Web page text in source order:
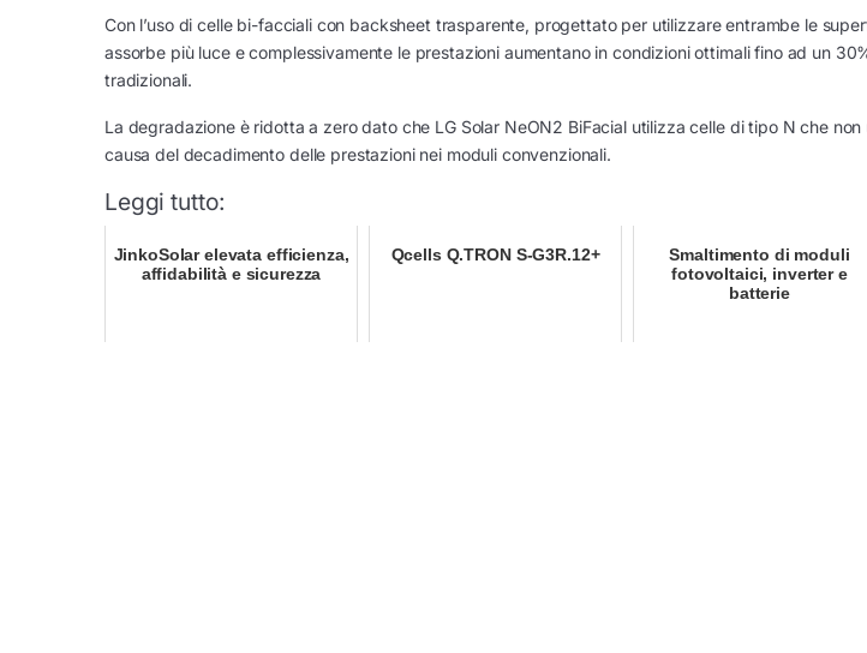
Con l’uso di celle bi-facciali con backsheet trasparente, progettato per utilizzare entrambe le
assorbe più luce e complessivamente le prestazioni aumentano in condizioni ottimali fino ad un
tradizionali.
La degradazione è ridotta a zero dato che LG Solar NeON2 BiFacial utilizza celle di tipo N che
causa del decadimento delle prestazioni nei moduli convenzionali.
Leggi tutto:
JinkoSolar elevata efficienza,
affidabilità e sicurezza
Qcells Q.TRON S-G3R.12+
Smaltimento di moduli
fotovoltaici, inverter e
batterie